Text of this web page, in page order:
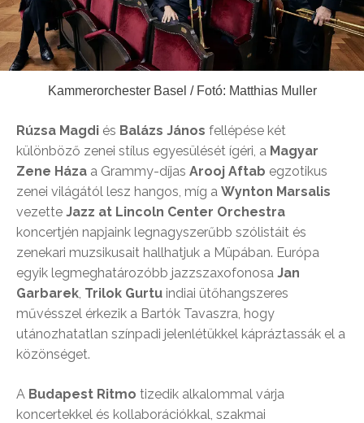
Kammerorchester Basel / Fotó: Matthias Muller
Rúzsa Magdi és Balázs János fellépése két
különböző zenei stílus egyesülését ígéri, a Magyar
Zene Háza a Grammy-díjas Arooj Aftab egzotikus
zenei világától lesz hangos, míg a Wynton Marsalis
vezette Jazz at Lincoln Center Orchestra
koncertjén napjaink legnagyszerűbb szólistáit és
zenekari muzsikusait hallhatjuk a Müpában. Európa
egyik legmeghatározóbb jazzszaxofonosa Jan
Garbarek Trilok Gurtu indiai ütőhangszeres
művésszel érkezik a Bartók Tavaszra, hogy
utánozhatatlan színpadi jelenlétükkel kápráztassák el a
közönséget.
A Budapest Ritmo tizedik alkalommal várja
koncertekkel és kollaborációkkal, szakmai